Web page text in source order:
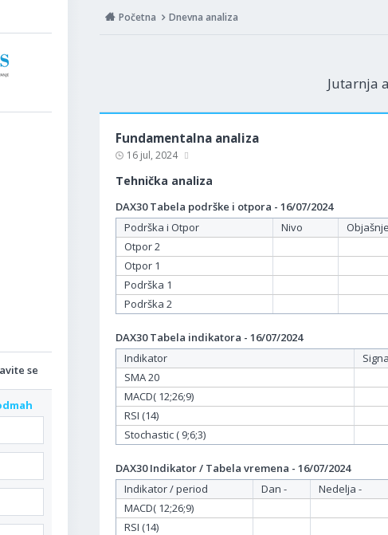
se
Početna Dnevna analiza
Jutarnja
Fundamentalna analiza
16 jul, 2024
Tehnička analiza
DAX30 Tabela podrške i otpora - 16/07/2024
Podrška i Otpor
Nivo
Otpor 2
Otpor 1
Podrška 1
Podrška 2
DAX30 Tabela indikatora - 16/07/2024
Indikator
SMA 20
MACD( 12;26;9)
RSI (14)
Stochastic ( 9;6;3)
DAX30 Indikator / Tabela vremena - 16/07/2024
Indikator / period
Dan - Nedelja -
MACD( 12;26;9)
RSI (14)